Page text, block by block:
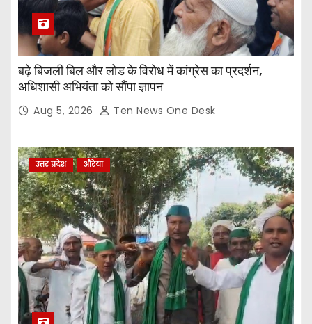
बढ़े बिजली बिल और लोड के विरोध में कांग्रेस का प्रदर्शन,
अधिशासी अभियंता को सौंपा ज्ञापन
Aug 5, 2026 Ten News One Desk
उत्तर प्रदेश औरेया